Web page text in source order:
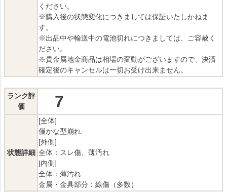
ください。
※購入後の状態変化につきましては保証いたしかねま
す。
※出品中や輸送中の電池切れにつきましては、ご容赦く
ださい。
※貴金属地金商品は相場の変動がございますので、決済
確定後のキャンセルは一切お受け出来ません。
ランク評
価
7
状態詳細
[全体]
僅かな型崩れ
[外側]
全体：スレ傷、薄汚れ
[内側]
全体：薄汚れ
金属・金具部分：線傷（多数）